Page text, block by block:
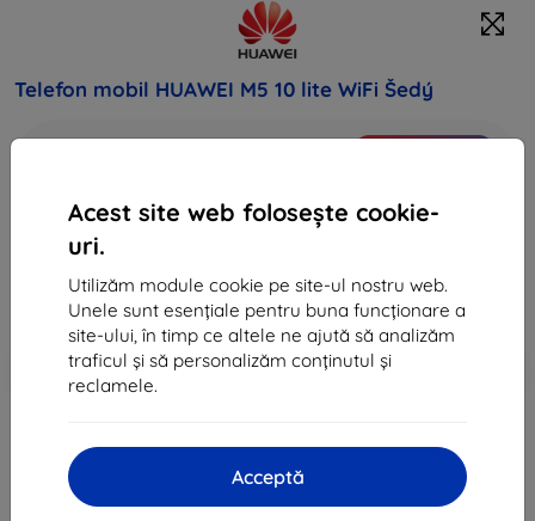
Acest site web folosește cookie-
uri.
Utilizăm module cookie pe site-ul nostru web.
Unele sunt esențiale pentru buna funcționare a
site-ului, în timp ce altele ne ajută să analizăm
traficul și să personalizăm conținutul și
reclamele.
Acceptă
Telefon mobil HUAWEI M5 10 lite WiFi Šedý
1.537 lei
1.383 lei
Preț fără DPH 1.143 lei
-10% Reducere cu cuponEXTRA10 Adaugă în coș
sold out
sold out